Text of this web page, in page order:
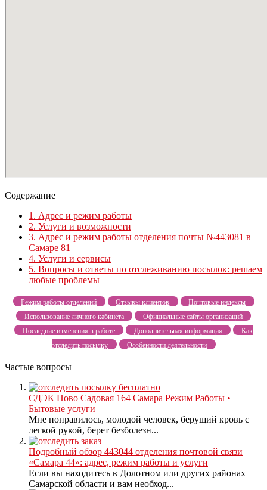
Содержание
1. Адрес и режим работы
2. Услуги и возможности
3. Адрес и режим работы отделения почты №443081 в
Самаре 81
4. Услуги и сервисы
5. Вопросы и ответы по отслеживанию посылок: решаем
любые проблемы
Режим работы отделений Отзывы клиентов
Почтовые индексы
Использование личного кабинета
Официальные сайты организаций
Последние изменения в работе
Дополнительная информация
Как
отследить посылку
Особенности деятельности
Частые вопросы
СДЭК Ново Садовая 164 Самара Режим Работы •
Бытовые услуги
Мне понравилось, молодой человек, берущий кровь с
легкой рукой, берет безболезн...
Подробный обзор 443044 отделения почтовой связи
«Самара 44»: адрес, режим работы и услуги
Если вы находитесь в Долотном или других районах
Самарской области и вам необход...